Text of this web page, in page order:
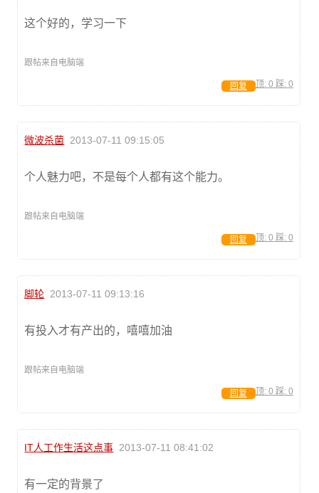
这个好的，学习一下
跟帖来自电脑端
顶: 0 踩: 0
回复
微波杀菌 2013-07-11 09:15:05
个人魅力吧，不是每个人都有这个能力。
跟帖来自电脑端
顶: 0 踩: 0
回复
脚轮 2013-07-11 09:13:16
有投入才有产出的，嘻嘻加油
跟帖来自电脑端
顶: 0 踩: 0
回复
IT人工作生活这点事 2013-07-11 08:41:02
有一定的背景了